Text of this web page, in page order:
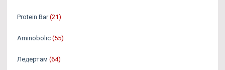
Protein Bar (21)
Aminobolic (55)
Ледертам (64)